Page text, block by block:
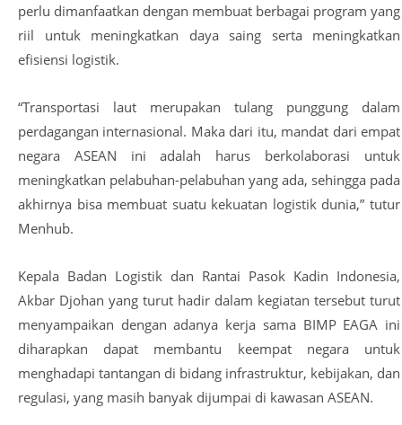
perlu dimanfaatkan dengan membuat berbagai program yang
riil untuk meningkatkan daya saing serta meningkatkan
efisiensi logistik.
“Transportasi laut merupakan tulang punggung dalam
perdagangan internasional. Maka dari itu, mandat dari empat
negara ASEAN ini adalah harus berkolaborasi untuk
meningkatkan pelabuhan-pelabuhan yang ada, sehingga pada
akhirnya bisa membuat suatu kekuatan logistik dunia,” tutur
Menhub.
Kepala Badan Logistik dan Rantai Pasok Kadin Indonesia,
Akbar Djohan yang turut hadir dalam kegiatan tersebut turut
menyampaikan dengan adanya kerja sama BIMP EAGA ini
diharapkan dapat membantu keempat negara untuk
menghadapi tantangan di bidang infrastruktur, kebijakan, dan
regulasi, yang masih banyak dijumpai di kawasan ASEAN.